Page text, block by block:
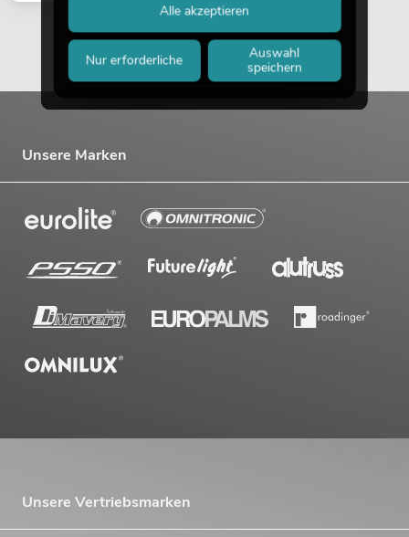
Unsere Marken
Unsere Vertriebsmarken
Nur erforderliche
Auswahl
speichern
Alle akzeptieren